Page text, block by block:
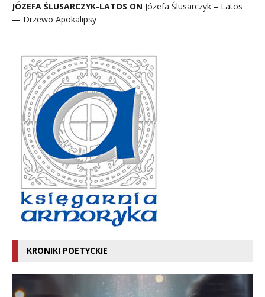
JÓZEFA ŚLUSARCZYK-LATOS ON Józefa Ślusarczyk – Latos
— Drzewo Apokalipsy
KRONIKI POETYCKIE